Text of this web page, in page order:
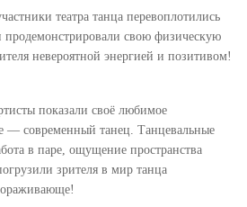
театра танца перевоплотились
свою физическую
невероятной энергией и позитивом!
показали своё любимое
— современный танец. Танцевальные
в паре, ощущение пространства
зрителя в мир танца